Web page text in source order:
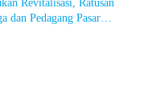
Revitalisasi, Ratusan
dan Pedagang Pasar